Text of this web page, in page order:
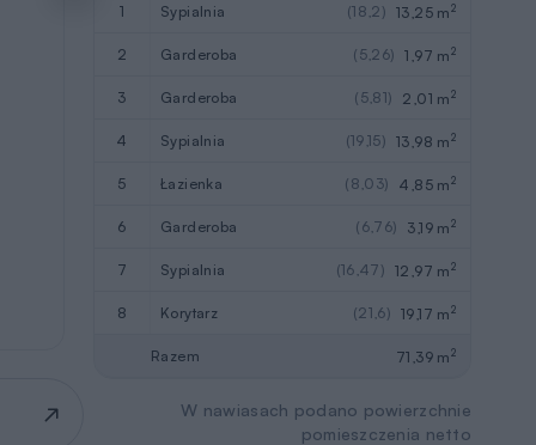
1 sypialnia (18,2) 13,25 m2
2 garderoba (5,26) 1,97 m2
3 garderoba (5,81) 2,01 m2
4 sypialnia (19,15) 13,98 m2
5 łazienka (8,03) 4,85 m2
6 garderoba (6,76) 3,19 m2
7 sypialnia (16,47) 12,97 m2
8 korytarz (21,6) 19,17 m2
Razem 71,39 m2
W nawiasach podano powierzchnie
pomieszczenia netto